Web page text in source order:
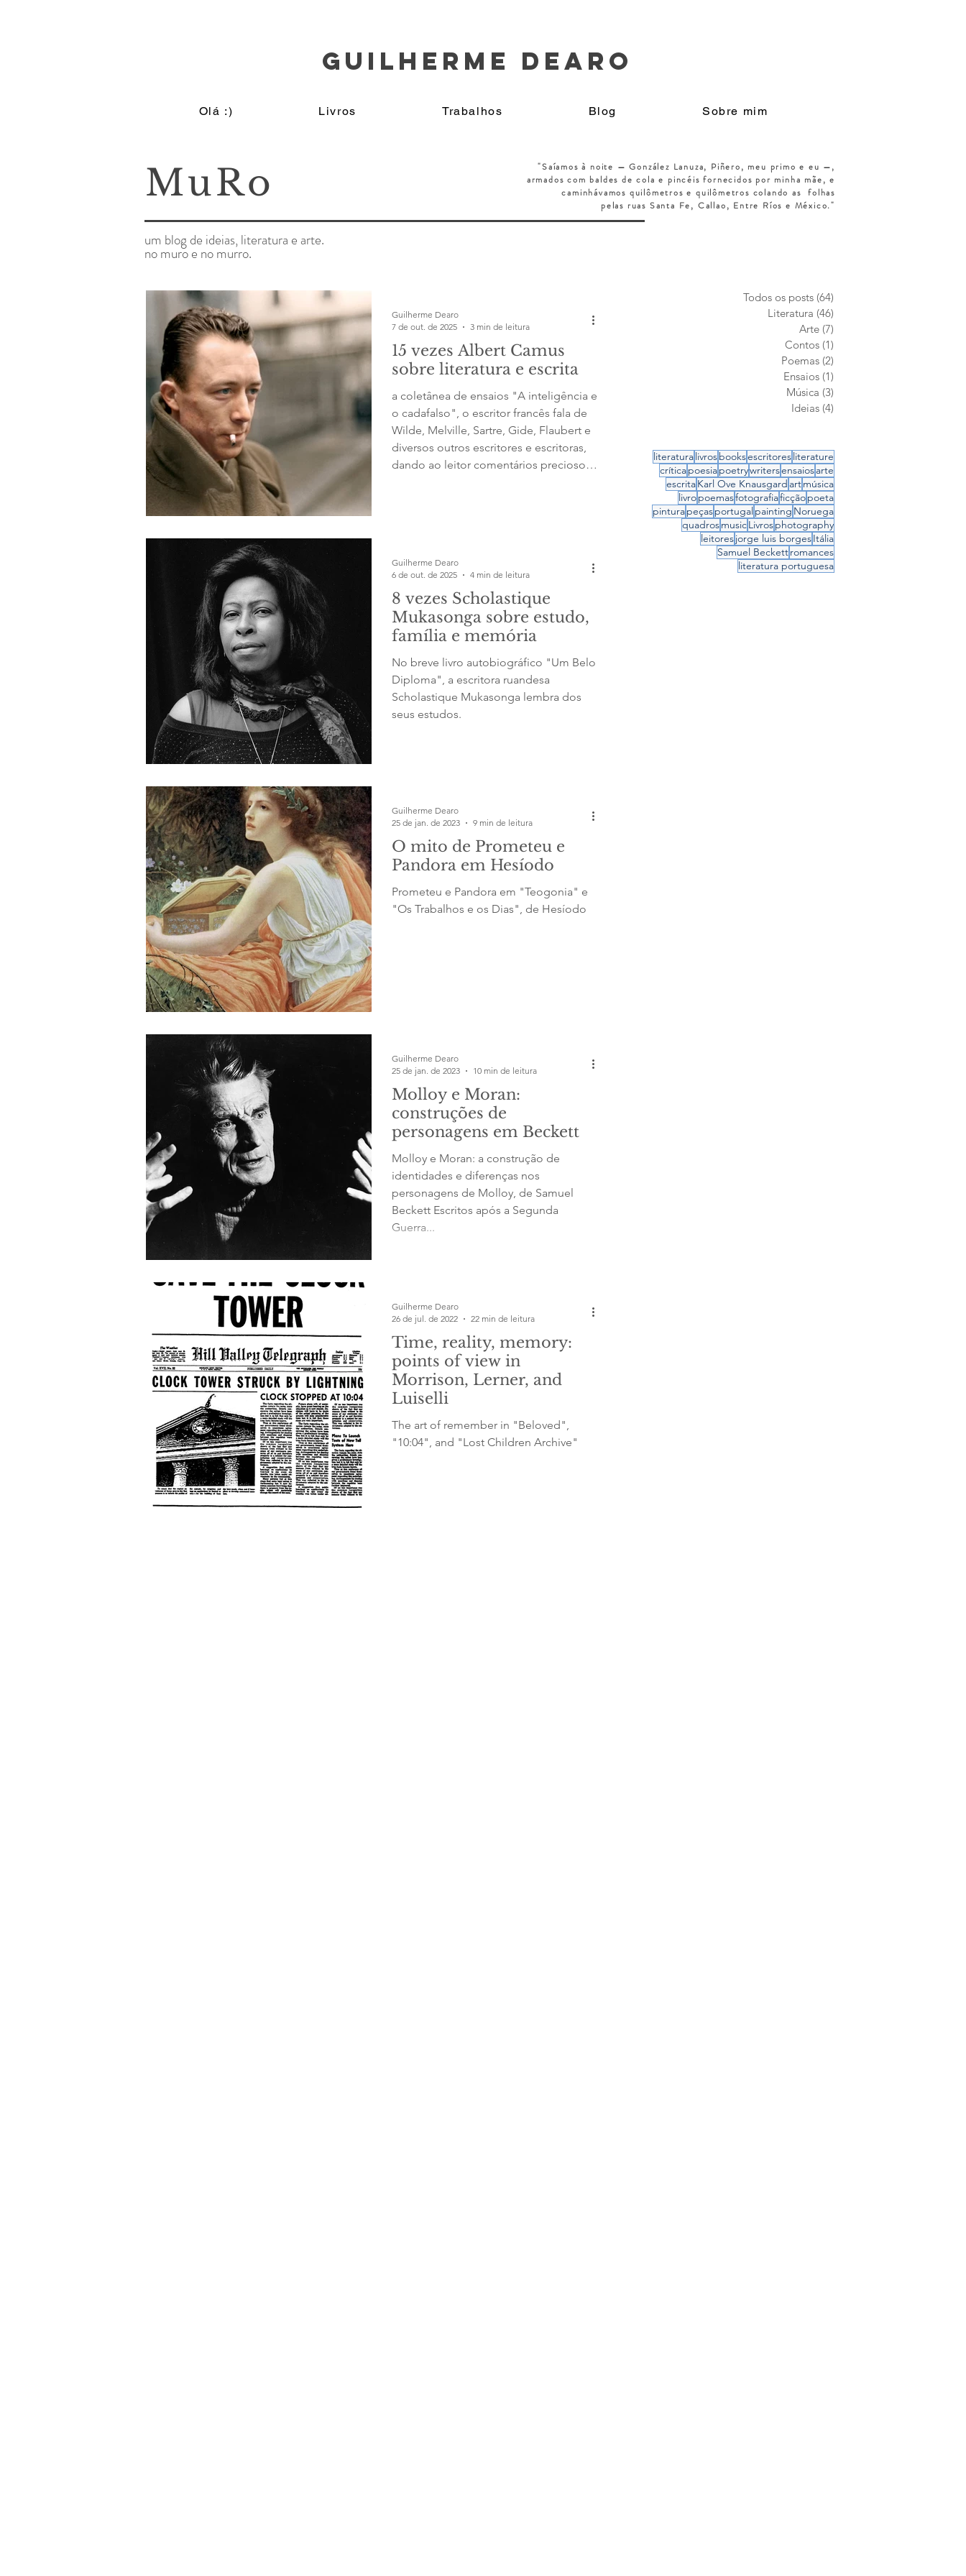
GUILHERME DEARO
Olá :) Livros Trabalhos Blog Sobre mim
MuRo
"Saíamos à noite — González Lanuza, Piñero, meu primo e eu —,
armadoscom baldes de cola e pincéis fornecidos por minha mãe, e
caminhávamos quilômetros e quilômetros colando asfolhas
pelas ruas Santa Fe, Callao, Entre Ríos e México."
um blog de ideias, literatura e arte.
no muro e no murro.
15 vezes Albert Camus
sobre literatura e escrita
a coletânea de ensaios "A inteligência e
o cadafalso", o escritor francês fala de
Wilde, Melville, Sartre, Gide, Flaubert e
diversos outros escritores e escritoras,
dando ao leitor comentários preciosos
Guilherme Dearo
7 de out. de 2025
3 min de leitura
8 vezes Scholastique
Mukasonga sobre estudo,
família e memória
No breve livro autobiográfico "Um Belo
Diploma", a escritora ruandesa
Scholastique Mukasonga lembra dos
seus estudos.
Guilherme Dearo
6 de out. de 2025
4 min de leitura
O mito de Prometeu e
Pandora em Hesíodo
Prometeu e Pandora em "Teogonia" e
"Os Trabalhos e os Dias", de Hesíodo
Guilherme Dearo
25 de jan. de 2023
9 min de leitura
Molloy e Moran:
construções de
personagens em Beckett
Molloy e Moran: a construção de
identidades e diferenças nos
personagens de Molloy, de Samuel
Beckett Escritos após a Segunda
Guerra...
Guilherme Dearo
25 de jan. de 2023
10 min de leitura
Time, reality, memory:
points of view in
Morrison, Lerner, and
Luiselli
The art of remember in "Beloved",
"10:04", and "Lost Children Archive"
Guilherme Dearo
26 de jul. de 2022
22 min de leitura
Todos os posts (64)
Literatura (46)
Arte (7)
Contos (1)
Poemas (2)
Ensaios (1)
Música (3)
Ideias (4)
literaturalivrosbooksescritoresliterature
críticapoesiapoetrywritersensaiosarte
escritaKarl Ove Knausgard artmúsica
livropoemasfotografiaficçãopoeta
pinturapeçasportugalpainting Noruega
quadrosmusicLivrosphotography
leitoresjorge luis borgesItália
Samuel Beckettromances
literatura portuguesa